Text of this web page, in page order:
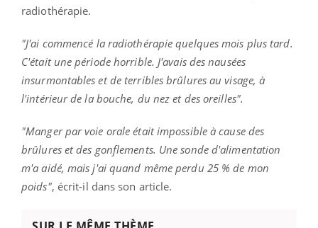
radiothérapie.
"J'ai commencé la radiothérapie quelques mois plus tard.
C'était une période horrible. J'avais des nausées
insurmontables et de terribles brûlures au visage, à
l'intérieur de la bouche, du nez et des oreilles".
"Manger par voie orale était impossible à cause des
brûlures et des gonflements. Une sonde d'alimentation
m'a aidé, mais j'ai quand même perdu 25 % de mon
poids", écrit-il dans son article.